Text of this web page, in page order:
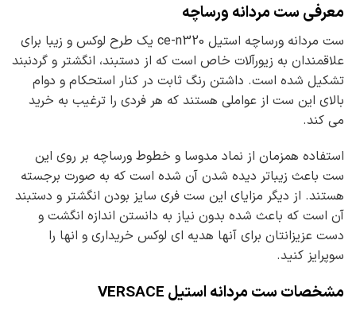
معرفی ست مردانه ورساچه
ست مردانه ورساچه استیل ce-n320 یک طرح لوکس و زیبا برای
علاقمندان به زیورآلات خاص است که از دستبند، انگشتر و گردنبند
تشکیل شده است. داشتن رنگ ثابت در کنار استحکام و دوام
بالای این ست از عواملی هستند که هر فردی را ترغیب به خرید
می کند.
استفاده همزمان از نماد مدوسا و خطوط ورساچه بر روی این
ست باعث زیباتر دیده شدن آن شده است که به صورت برجسته
هستند. از دیگر مزایای این ست فری سایز بودن انگشتر و دستبند
آن است که باعث شده بدون نیاز به دانستن اندازه انگشت و
دست عزیزانتان برای آنها هدیه ای لوکس خریداری و انها را
سوپرایز کنید.
مشخصات ست مردانه استیل VERSACE